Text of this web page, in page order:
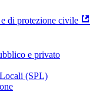
di protezione civile
e privato
(SPL)